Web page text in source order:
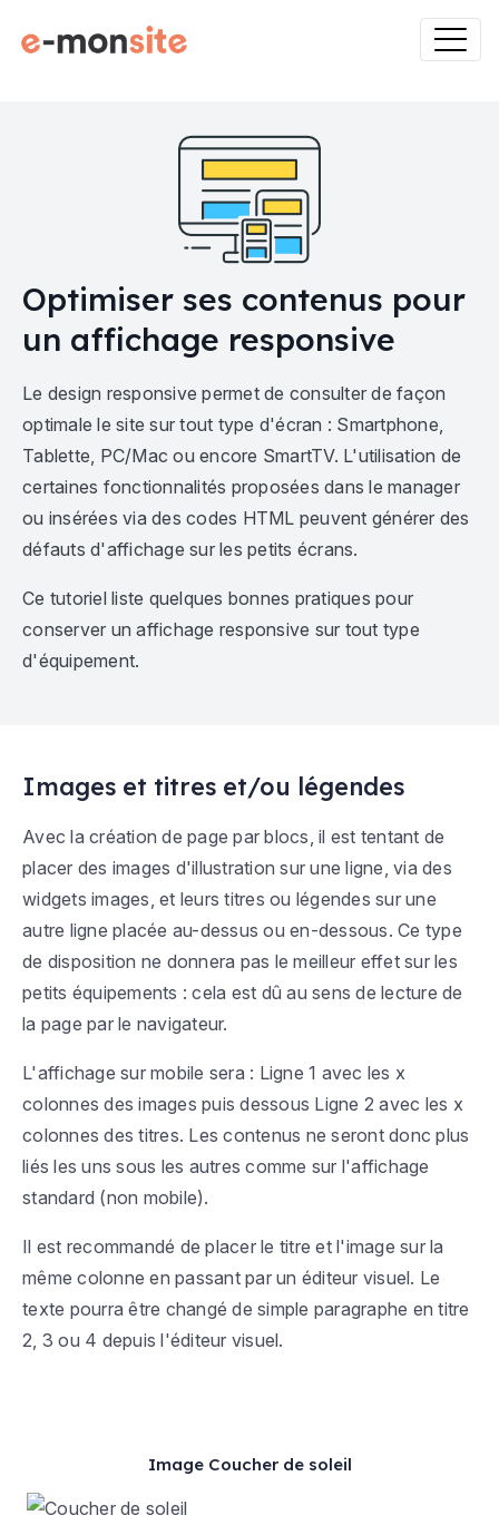
Optimiser ses contenus pour
un affichage responsive
Le design responsive permet de consulter de façon
optimale le site sur tout type d'écran : Smartphone,
Tablette, PC/Mac ou encore SmartTV. L'utilisation de
certaines fonctionnalités proposées dans le manager
ou insérées via des codes HTML peuvent générer des
défauts d'affichage sur les petits écrans.
Ce tutoriel liste quelques bonnes pratiques pour
conserver un affichage responsive sur tout type
d'équipement.
Images et titres et/ou légendes
Avec la création de page par blocs, il est tentant de
placer des images d'illustration sur une ligne, via des
widgets images, et leurs titres ou légendes sur une
autre ligne placée au-dessus ou en-dessous. Ce type
de disposition ne donnera pas le meilleur effet sur les
petits équipements : cela est dû au sens de lecture de
la page par le navigateur.
L'affichage sur mobile sera : Ligne 1 avec les x
colonnes des images puis dessous Ligne 2 avec les x
colonnes des titres. Les contenus ne seront donc plus
liés les uns sous les autres comme sur l'affichage
standard (non mobile).
Il est recommandé de placer le titre et l'image sur la
même colonne en passant par un éditeur visuel. Le
texte pourra être changé de simple paragraphe en titre
2, 3 ou 4 depuis l'éditeur visuel.
Image Coucher de soleil